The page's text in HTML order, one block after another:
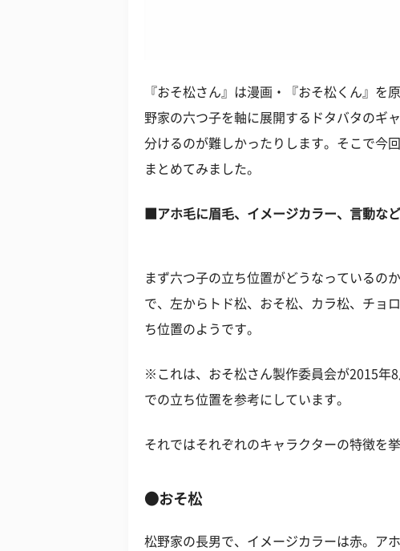
『おそ松さん』は漫画・『おそ松くん』を
野家の六つ子を軸に展開するドタバタのギ
分けるのが難しかったりします。そこで今
まとめてみました。
■アホ毛に眉毛、イメージカラー、言動な
まず六つ子の立ち位置がどうなっているの
で、左からトド松、おそ松、カラ松、チョ
ち位置のようです。
※これは、おそ松さん製作委員会が2015年
での立ち位置を参考にしています。
それではそれぞれのキャラクターの特徴を
●おそ松
松野家の長男で、イメージカラーは赤。ア